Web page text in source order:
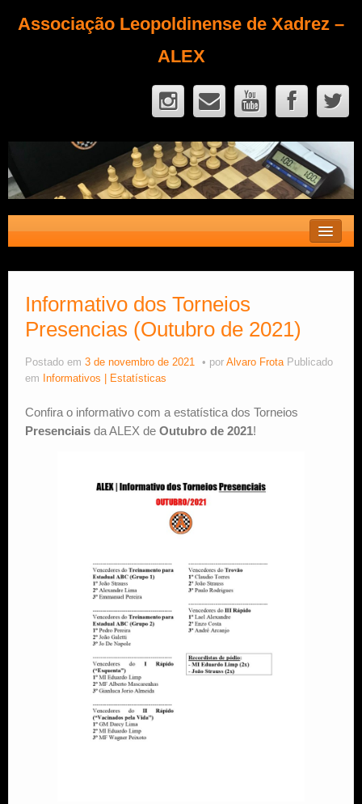
Associação Leopoldinense de Xadrez –
ALEX
Fique Sócio
Quem Somos?
Calendário
Informativo dos Torneios
Presencias (Outubro de 2021)
Postado em 3 de novembro de 2021 por Alvaro Frota Publicado
em
Informativos | Estatísticas
Confira o informativo com a estatística dos Torneios
Presenciais da ALEX de Outubro de 2021!